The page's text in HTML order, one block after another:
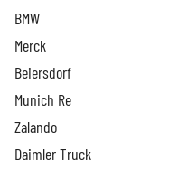
BMW
Merck
Beiersdorf
Munich Re
Zalando
Daimler Truck